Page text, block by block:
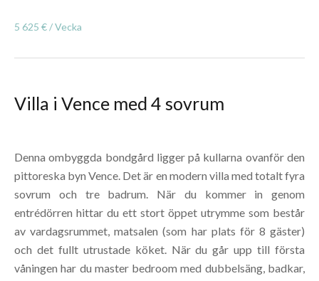
5 625 € / Vecka
Villa i Vence med 4 sovrum
Denna ombyggda bondgård ligger på kullarna ovanför den
pittoreska byn Vence. Det är en modern villa med totalt fyra
sovrum och tre badrum. När du kommer in genom
entrédörren hittar du ett stort öppet utrymme som består
av vardagsrummet, matsalen (som har plats för 8 gäster)
och det fullt utrustade köket. När du går upp till första
våningen har du master bedroom med dubbelsäng, badkar,